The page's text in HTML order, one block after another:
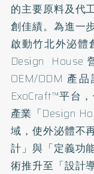
的主要原料及代
創佳績。為進一
啟動竹北外泌體
Design
OEM/ODM 產
ExoCraft™平台
產業「Design
域，使外泌體不
計」與「定義功
術推升至「設計